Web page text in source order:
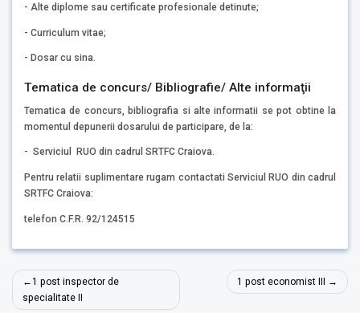
- Alte diplome sau certificate profesionale detinute;
- Curriculum vitae;
- Dosar cu sina.
Tematica de concurs/ Bibliografie/ Alte informaţii
Tematica de concurs, bibliografia si alte informatii se pot obtine la
momentul depunerii dosarului de participare, de la:
- Serviciul RUO din cadrul SRTFC Craiova.
Pentru relatii suplimentare rugam contactati Serviciul RUO din cadrul
SRTFC Craiova:
telefon C.F.R. 92/124515
Navigare
în
1 post inspector de
specialitate II
1 post economist III